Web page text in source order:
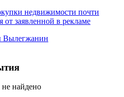
недвижимости почти
от заявленной в рекламе
Вылегжанин
найдено